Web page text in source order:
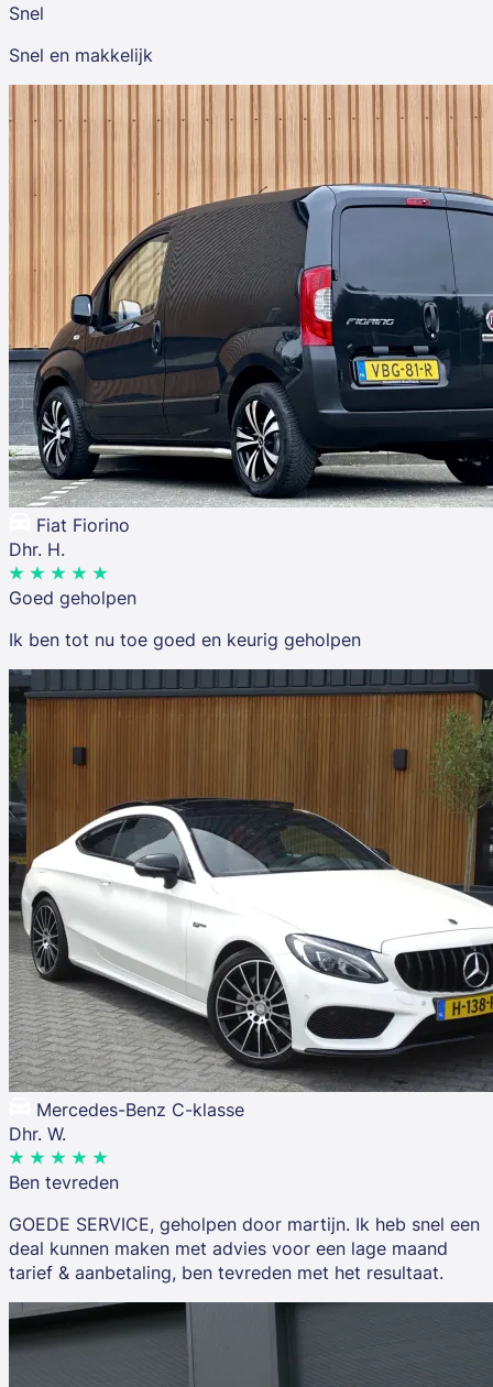
Snel
Snel en makkelijk
Fiat Fiorino
Dhr. H.
Goed geholpen
Ik ben tot nu toe goed en keurig geholpen
Mercedes-Benz C-klasse
Dhr. W.
Ben tevreden
GOEDE SERVICE, geholpen door martijn. Ik heb snel een
deal kunnen maken met advies voor een lage maand
tarief & aanbetaling, ben tevreden met het resultaat.